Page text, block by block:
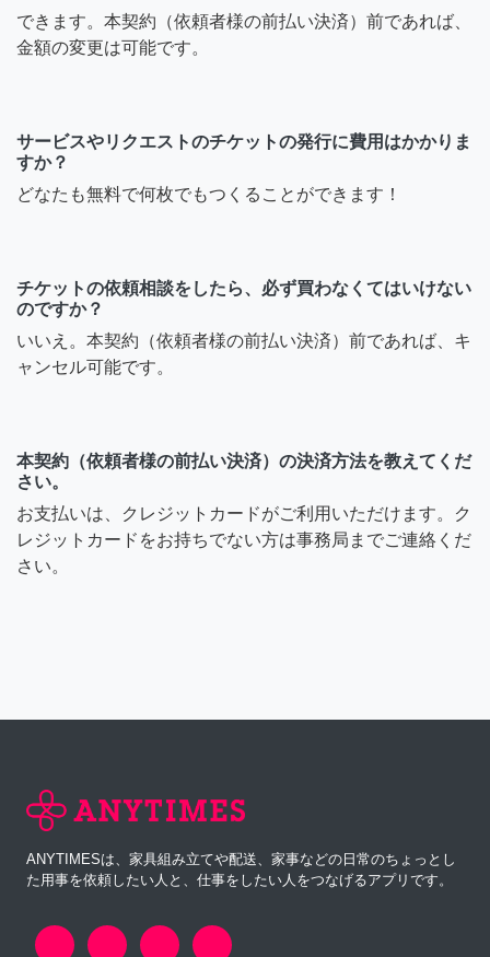
できます。本契約（依頼者様の前払い決済）前であれば、
金額の変更は可能です。
サービスやリクエストのチケットの発行に費用はかかりま
すか？
どなたも無料で何枚でもつくることができます！
チケットの依頼相談をしたら、必ず買わなくてはいけない
のですか？
いいえ。本契約（依頼者様の前払い決済）前であれば、キ
ャンセル可能です。
本契約（依頼者様の前払い決済）の決済方法を教えてくだ
さい。
お支払いは、クレジットカードがご利用いただけます。ク
レジットカードをお持ちでない方は事務局までご連絡くだ
さい。
ANYTIMESは、家具組み立てや配送、家事などの日常のちょっとし
た用事を依頼したい人と、仕事をしたい人をつなげるアプリです。